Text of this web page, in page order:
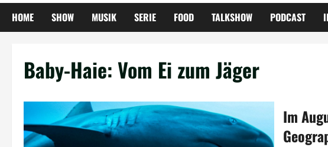
HOME SHOW MUSIK SERIE FOOD TALKSHOW PODCAST
Baby-Haie: Vom Ei zum Jäger
Im